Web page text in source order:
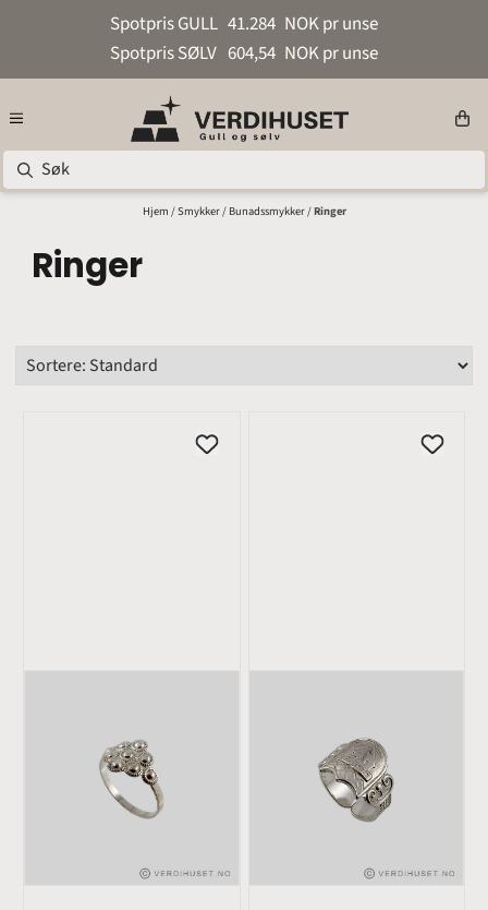
Spotpris GULL 41.284 NOK pr unse
Spotpris SØLV 604,54 NOK pr unse
Hjem /Smykker/ Bunadssmykker/Ringer
Ringer